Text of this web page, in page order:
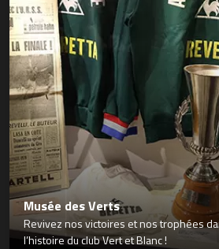
Musée des Verts
Revivez nos victoires et nos trophées
l’histoire du club Vert et Blanc !